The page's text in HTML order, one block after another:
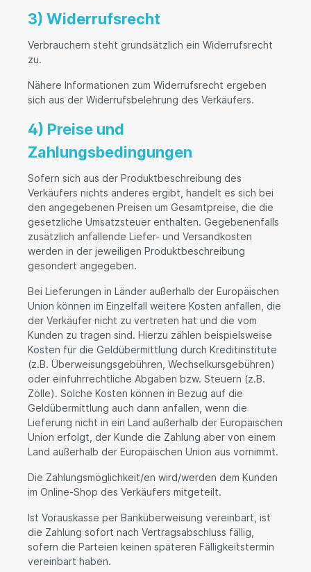
3) Widerrufsrecht
Verbrauchern steht grundsätzlich ein Widerrufsrecht
zu.
Nähere Informationen zum Widerrufsrecht ergeben
sich aus der Widerrufsbelehrung des Verkäufers.
4) Preise und
Zahlungsbedingungen
Sofern sich aus der Produktbeschreibung des
Verkäufers nichts anderes ergibt, handelt es sich bei
den angegebenen Preisen um Gesamtpreise, die die
gesetzliche Umsatzsteuer enthalten. Gegebenenfalls
zusätzlich anfallende Liefer- und Versandkosten
werden in der jeweiligen Produktbeschreibung
gesondert angegeben.
Bei Lieferungen in Länder außerhalb der Europäischen
Union können im Einzelfall weitere Kosten anfallen, die
der Verkäufer nicht zu vertreten hat und die vom
Kunden zu tragen sind. Hierzu zählen beispielsweise
Kosten für die Geldübermittlung durch Kreditinstitute
(z.B. Überweisungsgebühren, Wechselkursgebühren)
oder einfuhrrechtliche Abgaben bzw. Steuern (z.B.
Zölle). Solche Kosten können in Bezug auf die
Geldübermittlung auch dann anfallen, wenn die
Lieferung nicht in ein Land außerhalb der Europäischen
Union erfolgt, der Kunde die Zahlung aber von einem
Land außerhalb der Europäischen Union aus vornimmt.
Die Zahlungsmöglichkeit/en wird/werden dem Kunden
im Online-Shop des Verkäufers mitgeteilt.
Ist Vorauskasse per Banküberweisung vereinbart, ist
die Zahlung sofort nach Vertragsabschluss fällig,
sofern die Parteien keinen späteren Fälligkeitstermin
vereinbart haben.